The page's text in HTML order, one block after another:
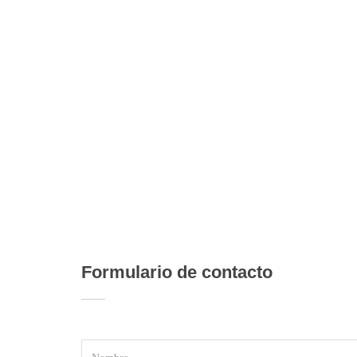
Formulario de contacto